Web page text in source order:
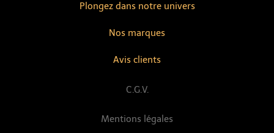
Avis clients
Nos marques
Plongez dans notre univers
Mentions légales
C.G.V.